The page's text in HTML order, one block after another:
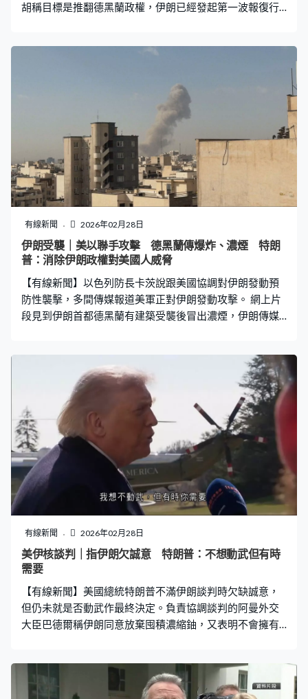
胡稱目標是推翻德黑蘭政權，伊朗已經發起第一波報復行
大不里士及庫姆等多個城市都傳出爆炸聲。傳媒報道，多
伊朗已關閉領空，部分地區通訊網絡切斷，油站出現長
龍，不少人試圖離開伊朗。 美國總統特朗普證實在伊朗展
開大規模軍事行動，指伊朗試圖重建核計劃，研發威脅美
國和其他國家的長程導彈。「伊朗是世界頭號恐怖主義金
主，近日在街頭屠殺數以萬計伊朗示威者，美國尤其是本
屆政府的政策是絕不容許這恐怖主義政權擁有核武。我再
重申，他們絕不能擁有核武。」 特朗普說華府將摧毀伊朗
的海軍、導彈和導彈工業，確保他們無法擁有核武，已採
取措施減低中東地區美國人員的風險；又呼籲革命衛隊若
放下武器投降將獲公平對待並豁免部分刑責，否則將面臨
死亡。 以色列總理內塔尼亞胡稱聯合行動目標是消除伊朗
身命運。國防部官員指已與美國協調數月，數周前
有線新聞 2026年02月28日
伊朗受襲｜美以聯手攻擊 德黑蘭傳爆炸、濃煙 特朗
普：消除伊朗政權對美國人威脅
【有線新聞】以色列防長卡茨說跟美國協調對伊朗發動預
防性襲擊，多間傳媒報道美軍正對伊朗發動攻擊。 網上片
段見到伊朗首都德黑蘭有建築受襲後冒出濃煙，伊朗傳媒
對以色列的威脅，行動有與美國協調並已計劃數個月，數
周前決定行動。以色列全國進入緊急狀態，宣布停課並禁
止公眾集會，交通部暫停所有民航機升降。 美國總統特朗
普證實對伊朗展開軍事行動，指攻擊是要消除伊朗政權對
美國人的威脅。特朗普指責伊朗試圖重建核計劃，並發展
長程導彈威脅美國和其他人，他說伊朗永遠不能擁有核
武，會摧毀伊朗的導彈和生產工廠。
有線新聞 2026年02月28日
美伊核談判｜指伊朗欠誠意 特朗普：不想動武但有時
需要
【有線新聞】美國總統特朗普不滿伊朗談判時欠缺誠意，
但仍未就是否動武作最終決定。負責協調談判的阿曼外交
大臣巴德爾稱伊朗同意放棄囤積濃縮鈾，又表明不會擁有
因為她們不願意交出美國該有的事物，我感到不爽，我們
拭目以待，我們再說，我們今天會有更多對話。」 特朗普